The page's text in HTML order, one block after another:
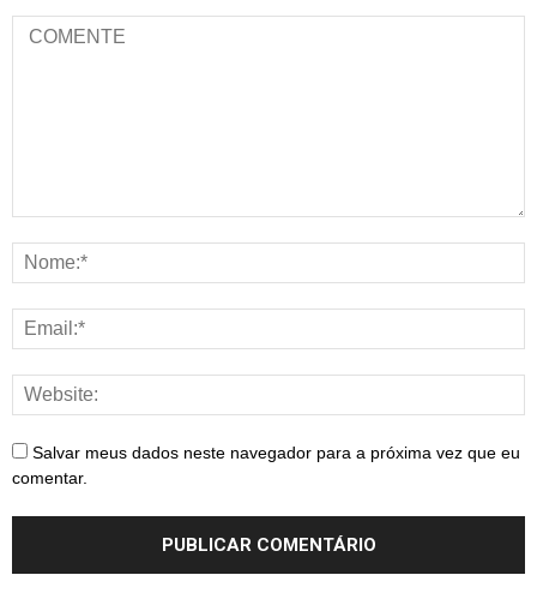
Salvar meus dados neste navegador para a próxima vez que eu
comentar.